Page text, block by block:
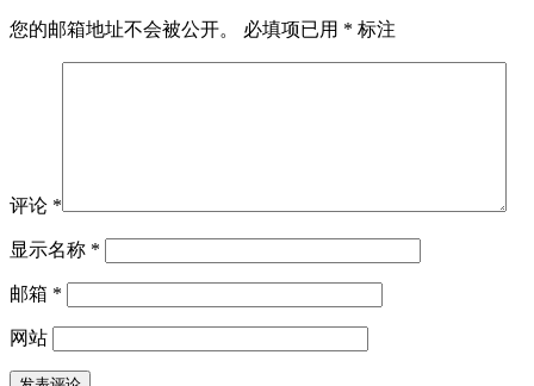
您的邮箱地址不会被公开。 必填项已用 * 标注
评论 *
显示名称 *
邮箱 *
网站